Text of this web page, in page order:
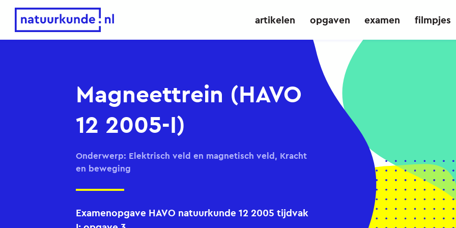
Natuurkunde.nl
artikelen opgaven examen filmpjes
Magneettrein (HAVO
12 2005-I)
Onderwerp: Elektrisch veld en magnetisch veld, Kracht
en beweging
Examenopgave HAVO natuurkunde 12 2005 tijdvak